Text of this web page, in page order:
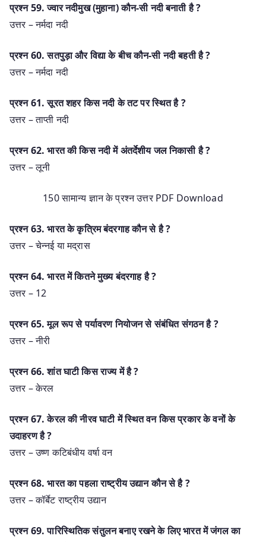
प्रश्‍न 59. ज्वार नदीमुख (मुहाना) कौन-सी नदी बनाती है ?
उत्तर – नर्मदा नदी
प्रश्‍न 60. सतपुड़ा और विद्या के बीच कौन-सी नदी बहती है ?
उत्तर – नर्मदा नदी
प्रश्‍न 61. सूरत शहर किस नदी के तट पर स्थित है ?
उत्तर – ताप्ती नदी
प्रश्‍न 62. भारत की किस नदी में अंतर्देशीय जल निकासी है ?
उत्तर – लूनी
150 सामान्य ज्ञान के प्रश्न उत्तर PDF Download
प्रश्‍न 63. भारत के कृत्रिम बंदरगाह कौन से है ?
उत्तर – चेन्नई या मद्रास
प्रश्‍न 64. भारत में कितने मुख्य बंदरगाह है ?
उत्तर – 12
प्रश्‍न 65. मूल रूप से पर्यावरण नियोजन से संबंधित संगठन है ?
उत्तर – नीरी
प्रश्‍न 66. शांत घाटी किस राज्य में है ?
उत्तर – केरल
प्रश्‍न 67. केरल की नीरव घाटी में स्थित वन किस प्रकार के वनों के
उदाहरण है ?
उत्तर – उष्ण कटिबंधीय वर्षा वन
प्रश्‍न 68. भारत का पहला राष्ट्रीय उद्यान कौन से है ?
उत्तर – कॉर्बेट राष्ट्रीय उद्यान
प्रश्‍न 69. पारिस्थितिक संतुलन बनाए रखने के लिए भारत में जंगल का